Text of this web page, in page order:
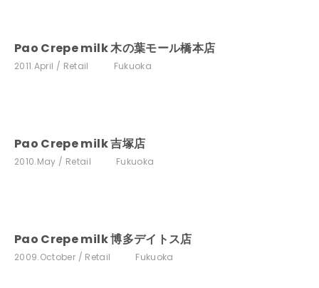
Pao Crepe milk 木の葉モール橋本店
2011.April Retail Fukuoka
Pao Crepe milk 吉塚店
2010.May Retail Fukuoka
Pao Crepe milk 博多デイトス店
2009.October Retail Fukuoka